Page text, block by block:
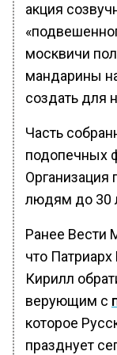
акция
москвичи
мандарины
создать для
Часть
подопечных
Организация
людям до 30
Ранее Вести
что
Кирилл
верующим с
которое
празднует